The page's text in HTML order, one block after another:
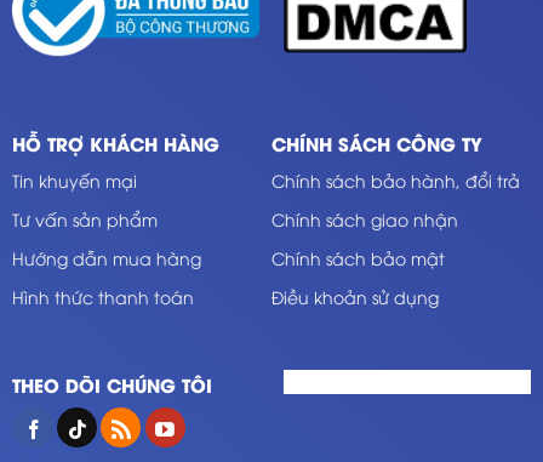
HỖ TRỢ KHÁCH HÀNG
Tin khuyến mại
Tư vấn sản phẩm
Hướng dẫn mua hàng
Hình thức thanh toán
CHÍNH SÁCH CÔNG TY
Chính sách bảo hành, đổi trả
Chính sách giao nhận
Chính sách bảo mật
Điều khoản sử dụng
THEO DÕI CHÚNG TÔI